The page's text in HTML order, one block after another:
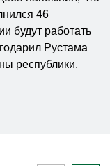
46
будут работать
Рустама
республики.